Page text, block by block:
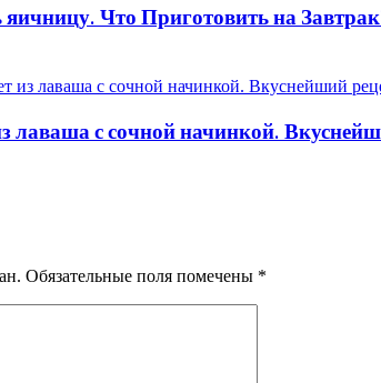
Что Приготовить на
лаваша с сочной начинкой.
Обязательные поля помечены *